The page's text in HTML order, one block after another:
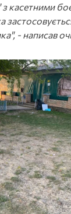
касетними
- написав